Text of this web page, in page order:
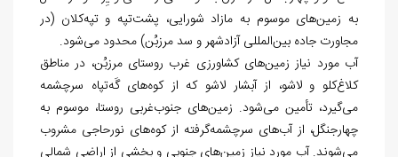
به زمین‌های موسوم به مازاد شورایی، پشت‌تپه و تپه‌کلان (در
مجاورت جاده بین‌المللی آزادشهر و سد مرزبُن) محدود می‌شود.
آب مورد نیاز زمین‌های کشاورزی غرب روستای مرزبُن، در مناطق
کلاغ‌کلو و لاشو، از آبشار لاشو که از کوه‌های گَه‌تپاه سرچشمه
می‌گیرد، تأمین می‌شود. زمین‌های جنوب‌غربی روستا، موسوم به
چهارجنگل، از آب‌های سرچشمه‌گرفته از کوه‌های نورحاجی مشروب